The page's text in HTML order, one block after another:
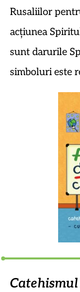
Rusaliilor
acțiunea
sunt darurile
simboluri este